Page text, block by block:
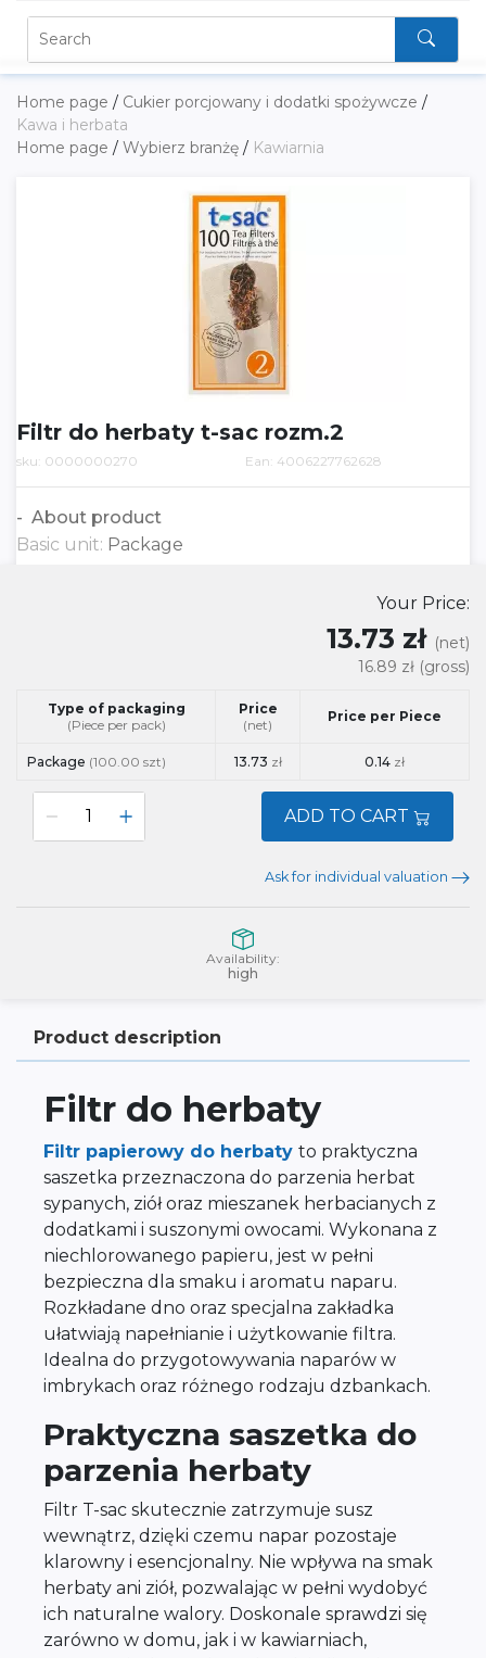
Home page / Cukier porcjowany i dodatki spożywcze /
Kawa i herbata
Home page / Wybierz branżę / Kawiarnia
Filtr do herbaty t-sac rozm.2
sku: 0000000270 Ean: 4006227762628
About product
Basic unit: Package
Your Price:
13.73 zł (net)
16.89 zł (gross)
Type of packaging
(Piece per pack)
Price
(net)
Price per Piece
Package (100.00 szt) 13.73 zł 0.14 zł
ADD TO CART
Ask for individual valuation
Availability:
high
Product description
Filtr do herbaty
Filtr papierowy do herbaty to praktyczna
saszetka przeznaczona do parzenia herbat
sypanych, ziół oraz mieszanek herbacianych z
dodatkami i suszonymi owocami. Wykonana z
niechlorowanego papieru, jest w pełni
bezpieczna dla smaku i aromatu naparu.
Rozkładane dno oraz specjalna zakładka
ułatwiają napełnianie i użytkowanie filtra.
Idealna do przygotowywania naparów w
imbrykach oraz różnego rodzaju dzbankach.
Praktyczna saszetka do
parzenia herbaty
Filtr T-sac skutecznie zatrzymuje susz
wewnątrz, dzięki czemu napar pozostaje
klarowny i esencjonalny. Nie wpływa na smak
herbaty ani ziół, pozwalając w pełni wydobyć
ich naturalne walory. Doskonale sprawdzi się
zarówno w domu, jak i w kawiarniach,